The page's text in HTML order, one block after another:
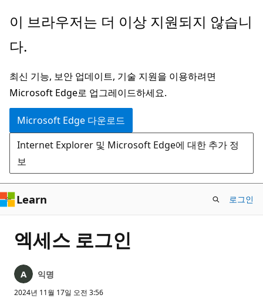
주
콘
츠
로
건
너
뛰
기
이 브라우저는 더 이상 지원되지 않습니
다.
최신 기능, 보안 업데이트, 기술 지원을 이용하려면
Microsoft Edge로 업그레이드하세요.
Microsoft Edge 다운로드
Internet Explorer 및 Microsoft Edge에 대한 추가 정
보
Learn 로그인
엑세스 로그인
익명
2024년 11월 17일 오전 3:56